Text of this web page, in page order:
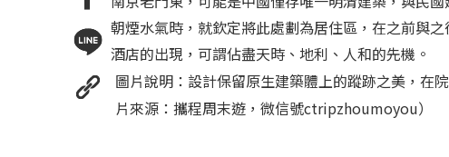
朝煙水氣時，就欽定將此處劃為居住區，在之前與
酒店的出現，可謂佔盡天時、地利、人和的先機。
圖片說明：設計保留原生建築體上的蹤跡之美，在
片來源：攜程周末遊，微信號ctripzhoumoyou）